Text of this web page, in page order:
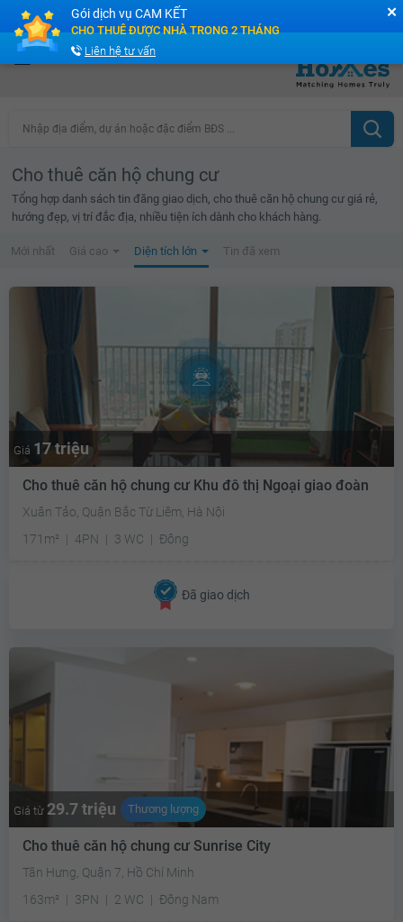
Cộng đồng Môi giới bPRO
Nhập địa điểm, dự án hoặc đặc điểm BĐS ...
Cho thuê căn hộ chung cư
Tổng hợp danh sách tin đăng giao dịch, cho thuê căn hộ chung cư giá rẻ,
hướng đẹp, vị trí đắc địa, nhiều tiện ích dành cho khách hàng.
Mới nhất Giá cao Diện tích lớn Tin đã xem
Giá 17 triệu
Cho thuê căn hộ chung cư Khu đô thị Ngoại giao đoàn
Xuân Tảo, Quận Bắc Từ Liêm, Hà Nội
171m²
4PN 3 WC Đông
Đã giao dịch
Giá từ 29.7 triệu Thương lượng
Cho thuê căn hộ chung cư Sunrise City
Tân Hưng, Quận 7, Hồ Chí Minh
163m²
3PN 2 WC Đông Nam
✕
Gói dịch vụ CAM KẾT
CHO THUÊ ĐƯỢC NHÀ TRONG 2 THÁNG
Liên hệ tư vấn